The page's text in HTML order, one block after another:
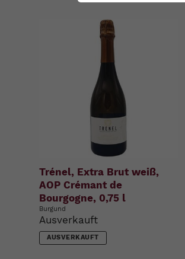
Trénel, Extra Brut weiß,
AOP Crémant de
Bourgogne, 0,75 l
Burgund
Ausverkauft
AUSVERKAUFT